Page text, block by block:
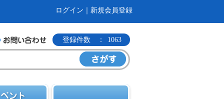
ログイン 新規会員登録
登録件数 ： 1063